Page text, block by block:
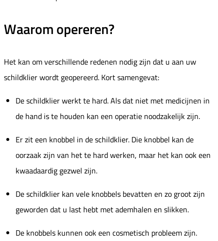
Waarom opereren?
Het kan om verschillende redenen nodig zijn dat u aan uw
schildklier wordt geopereerd. Kort samengevat:
De schildklier werkt te hard. Als dat niet met medicijnen in
de hand is te houden kan een operatie noodzakelijk zijn.
Er zit een knobbel in de schildklier. Die knobbel kan de
oorzaak zijn van het te hard werken, maar het kan ook een
kwaadaardig gezwel zijn.
De schildklier kan vele knobbels bevatten en zo groot zijn
geworden dat u last hebt met ademhalen en slikken.
De knobbels kunnen ook een cosmetisch probleem zijn.